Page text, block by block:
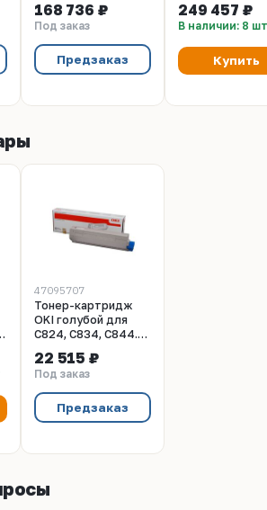
168 736 ₽
Под заказ
Предзаказ
249 457 ₽
В наличии: 8 шт
Купить
47095707
Тонер-картридж
OKI голубой для
C824, C834, C844.
(47095707/47095703)
22 515 ₽
Под заказ
Предзаказ